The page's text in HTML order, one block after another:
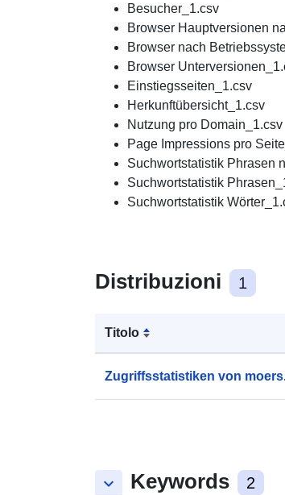
Besucher_1.csv
Browser Hauptversionen
Browser nach
Browser
Einstiegsseiten_1.csv
Herkunftübersicht_1.csv
Nutzung pro Domain_1.csv
Page Impressions pro
Suchwortstatistik Phrasen
Suchwortstatistik
Suchwortstatistik
Distribuzioni 1
Titolo
Zugriffsstatistiken von
keyboard_arrow_down Keywords 2